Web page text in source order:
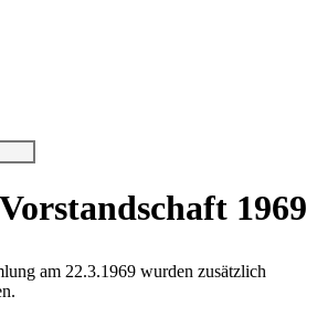
1969
am 22.3.1969 wurden zusätzlich